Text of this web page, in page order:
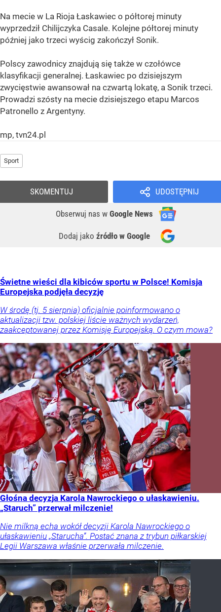
Na mecie w La Rioja Łaskawiec o półtorej minuty
wyprzedził Chilijczyka Casale. Kolejne półtorej minuty
później jako trzeci wyścig zakończył Sonik.
Polscy zawodnicy znajdują się także w czołówce
klasyfikacji generalnej. Łaskawiec po dzisiejszym
zwycięstwie awansował na czwartą lokatę, a Sonik trzeci.
Prowadzi szósty na mecie dzisiejszego etapu Marcos
Patronello z Argentyny.
mp, tvn24.pl
Sport
UDOSTĘPNIJ
Obserwuj nas w Google News
Dodaj jako źródło w Google
SKOMENTUJ
Świetne wieści dla kibiców sportu w Polsce! Komisja
Europejska podjęła decyzję
W środę (tj. 5 sierpnia) oficjalnie poinformowano o
aktualizacji tzw. polskiej liście ważnych wydarzeń,
zaakceptowanej przez Komisję Europejską. O czym mowa?
Głośna decyzja Karola Nawrockiego o ułaskawieniu.
„Staruch” przerwał milczenie!
Nie milkną echa wokół decyzji Karola Nawrockiego o
ułaskawieniu „Starucha”. Postać znana z trybun piłkarskiej
Legii Warszawa właśnie przerwała milczenie.